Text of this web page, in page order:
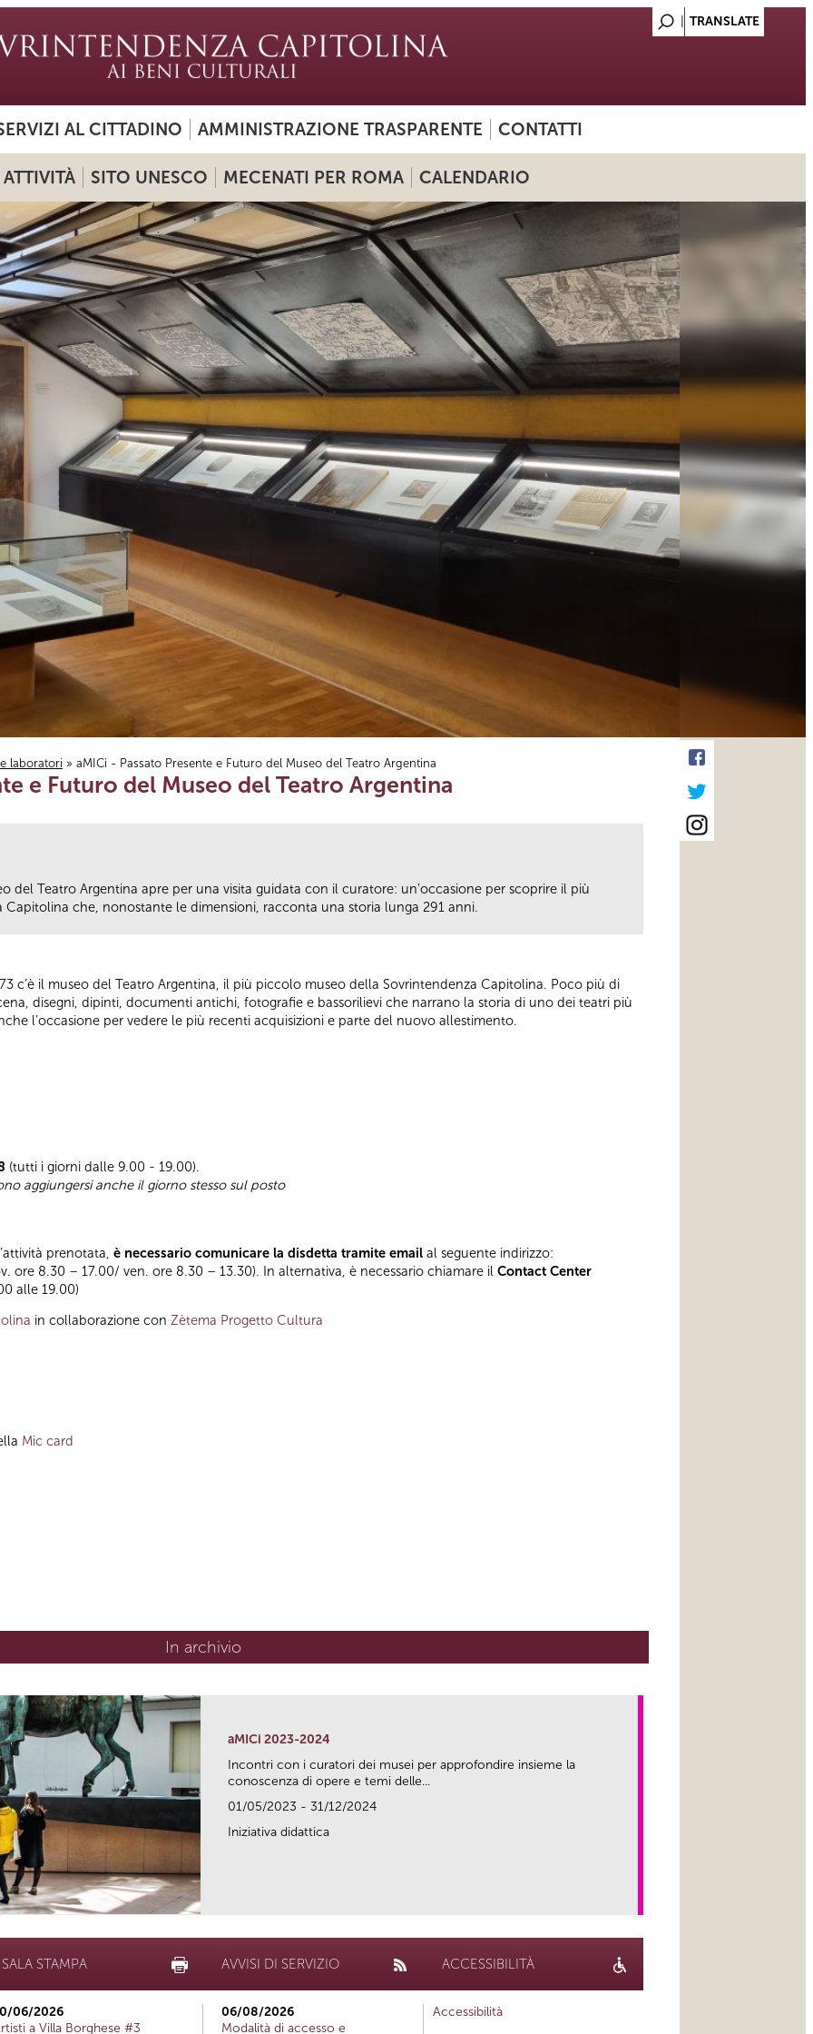
AL CITTADINO AMMINISTRAZIONE TRASPARENTE CONTATTI
ATTIVITÀ SITO UNESCO MECENATI PER ROMA CALENDARIO
laboratori » aMICi - Passato Presente e Futuro del Museo del Teatro Argentina
e Futuro del Museo del Teatro Argentina
del Teatro Argentina apre per una visita guidata con il curatore: un’occasione per scoprire il più
che, nonostante le dimensioni, racconta una storia lunga 291 anni.
c’è il museo del Teatro Argentina, il più piccolo museo della Sovrintendenza Capitolina. Poco più di
disegni, dipinti, documenti antichi, fotografie e bassorilievi che narrano la storia di uno dei teatri più
l’occasione per vedere le più recenti acquisizioni e parte del nuovo allestimento.
(tutti i giorni dalle 9.00 - 19.00).
aggiungersi anche il giorno stesso sul posto
prenotata, è necessario comunicare la disdetta tramite email al seguente indirizzo:
ore 8.30 – 17.00/ ven. ore 8.30 – 13.30). In alternativa, è necessario chiamare il Contact Center
alle 19.00)
in collaborazione con Zètema Progetto Cultura
Mic card
In archivio
aMICi 2023-2024
Incontri con i curatori dei musei per approfondire insieme la
conoscenza di opere e temi delle...
01/05/2023 - 31/12/2024
Iniziativa didattica
SALA STAMPA
06/2026
a Villa Borghese #3
AVVISI DI SERVIZIO
06/08/2026
Modalità di accesso e
ACCESSIBILITÀ
Accessibilità